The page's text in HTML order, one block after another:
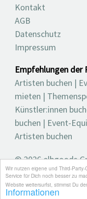
Wir nutzen eigene und Third-Party-
Service für Dich noch besser zu
Website weitersurfst, stimmst Du
Informationen
Kontakt
AGB
Datenschutz
Impressum
Empfehlungen der
Artisten buchen |
mieten |
Künstler:innen
buchen | Event-
Artisten buchen
© 2026 elbgoods
industry /